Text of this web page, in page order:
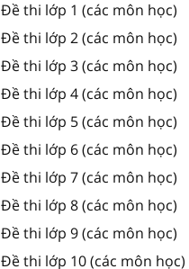
Đề thi lớp 1 (các môn học)
Đề thi lớp 2 (các môn học)
Đề thi lớp 3 (các môn học)
Đề thi lớp 4 (các môn học)
Đề thi lớp 5 (các môn học)
Đề thi lớp 6 (các môn học)
Đề thi lớp 7 (các môn học)
Đề thi lớp 8 (các môn học)
Đề thi lớp 9 (các môn học)
Đề thi lớp 10 (các môn học)